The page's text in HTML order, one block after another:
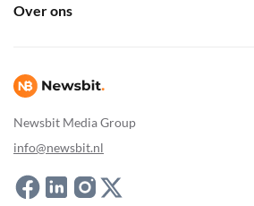
Newsbit Media Group
info@newsbit.nl
Over ons